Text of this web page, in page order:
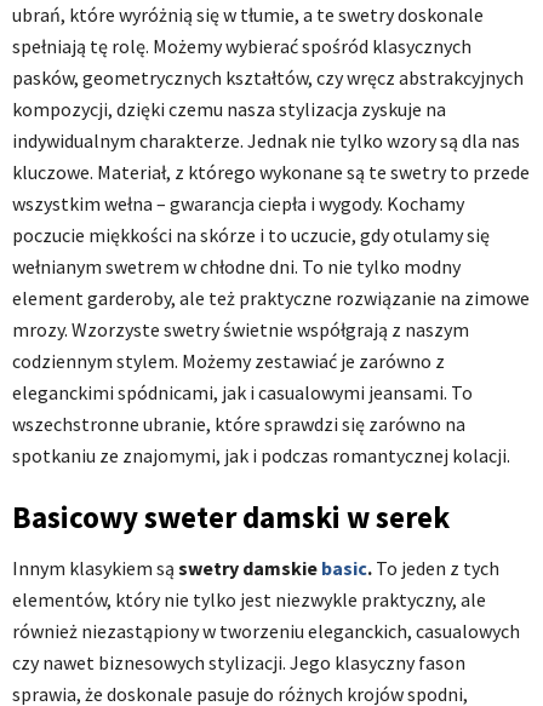
ubrań, które wyróżnią się w tłumie, a te swetry doskonale
spełniają tę rolę. Możemy wybierać spośród klasycznych
pasków, geometrycznych kształtów, czy wręcz abstrakcyjnych
kompozycji, dzięki czemu nasza stylizacja zyskuje na
indywidualnym charakterze. Jednak nie tylko wzory są dla nas
kluczowe. Materiał, z którego wykonane są te swetry to przede
wszystkim wełna – gwarancja ciepła i wygody. Kochamy
poczucie miękkości na skórze i to uczucie, gdy otulamy się
wełnianym swetrem w chłodne dni. To nie tylko modny
element garderoby, ale też praktyczne rozwiązanie na zimowe
mrozy. Wzorzyste swetry świetnie współgrają z naszym
codziennym stylem. Możemy zestawiać je zarówno z
eleganckimi spódnicami, jak i casualowymi jeansami. To
wszechstronne ubranie, które sprawdzi się zarówno na
spotkaniu ze znajomymi, jak i podczas romantycznej kolacji.
Basicowy sweter damski w serek
Innym klasykiem są swetry damskie basic. To jeden z tych
elementów, który nie tylko jest niezwykle praktyczny, ale
również niezastąpiony w tworzeniu eleganckich, casualowych
czy nawet biznesowych stylizacji. Jego klasyczny fason
sprawia, że doskonale pasuje do różnych krojów spodni,